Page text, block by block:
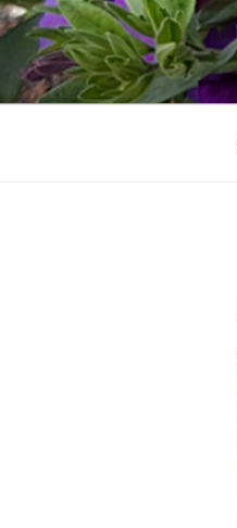
Hoppa
till
innehåll